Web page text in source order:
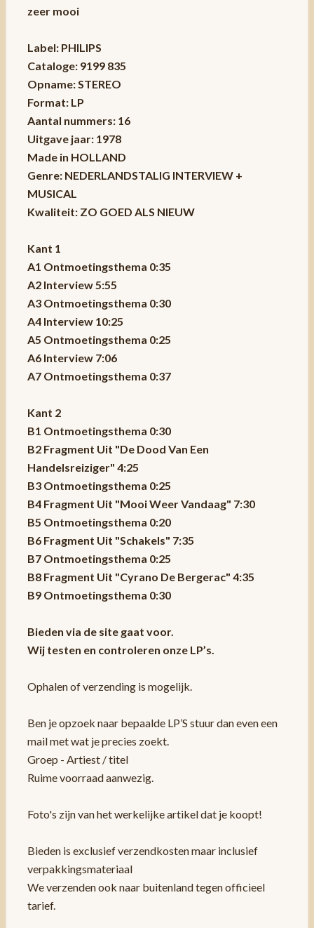
zeer mooi
Label: PHILIPS
Cataloge: 9199 835
Opname: STEREO
Format: LP
Aantal nummers: 16
Uitgave jaar: 1978
Made in HOLLAND
Genre: NEDERLANDSTALIG INTERVIEW +
MUSICAL
Kwaliteit: ZO GOED ALS NIEUW
Kant 1
A1 Ontmoetingsthema 0:35
A2 Interview 5:55
A3 Ontmoetingsthema 0:30
A4 Interview 10:25
A5 Ontmoetingsthema 0:25
A6 Interview 7:06
A7 Ontmoetingsthema 0:37
Kant 2
B1 Ontmoetingsthema 0:30
B2 Fragment Uit "De Dood Van Een
Handelsreiziger" 4:25
B3 Ontmoetingsthema 0:25
B4 Fragment Uit "Mooi Weer Vandaag" 7:30
B5 Ontmoetingsthema 0:20
B6 Fragment Uit "Schakels" 7:35
B7 Ontmoetingsthema 0:25
B8 Fragment Uit "Cyrano De Bergerac" 4:35
B9 Ontmoetingsthema 0:30
Bieden via de site gaat voor.
Wij testen en controleren onze LP’s.
Ophalen of verzending is mogelijk.
Ben je opzoek naar bepaalde LP’S stuur dan even een
mail met wat je precies zoekt.
Groep - Artiest / titel
Ruime voorraad aanwezig.
Foto's zijn van het werkelijke artikel dat je koopt!
Bieden is exclusief verzendkosten maar inclusief
verpakkingsmateriaal
We verzenden ook naar buitenland tegen officieel
tarief.